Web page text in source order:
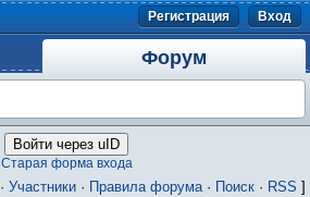
Регистрация Вход
Форум
Войти через uID
Старая форма входа
· Участники · Правила форума· Поиск · RSS ]